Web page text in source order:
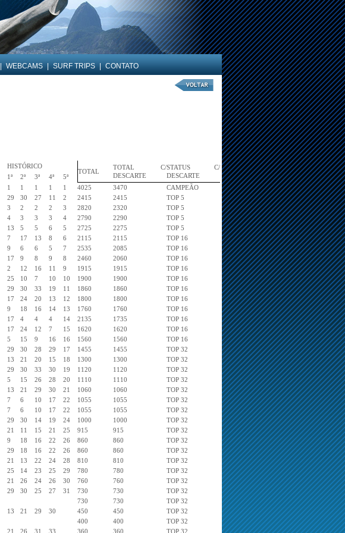
WEBCAMS SURF TRIPS CONTATO
HISTÓRICO
TOTAL
TOTAL C/
DESCARTE
STATUS C/
DESCARTE
1ª 2ª 3ª 4ª
5ª
1 1 1 1 1 4025 3470
CAMPEÃO
29 30 27 11 2 2415 2415
TOP 5
3 2 2 2 3 2820 2320
TOP 5
4 3 3 3 4 2790 2290
TOP 5
13 5 5 6 5 2725 2275
TOP 5
7 17 13 8 6 2115 2115
TOP 16
9 6 6 5 7 2535 2085
TOP 16
17 9 8 9 8 2460 2060
TOP 16
2 12 16 11 9 1915 1915
TOP 16
25 10 7 10 10 1900 1900
TOP 16
29 30 33 19 11 1860 1860
TOP 16
17 24 20 13 12 1800 1800
TOP 16
9 18 16 14 13 1760 1760
TOP 16
17 4 4 4 14 2135 1735
TOP 16
17 24 12 7 15 1620 1620
TOP 16
5 15 9 16 16 1560 1560
TOP 16
29 30 28 29 17 1455 1455
TOP 32
13 21 20 15 18 1300 1300
TOP 32
29 30 33 30 19 1120 1120
TOP 32
5 15 26 28 20 1110 1110
TOP 32
13 21 29 30 21 1060 1060
TOP 32
7 6 10 17 22 1055 1055
TOP 32
7 6 10 17 22 1055 1055
TOP 32
29 30 14 19 24 1000 1000
TOP 32
21 11 15 21 25 915 915
TOP 32
9 18 16 22 26 860 860
TOP 32
29 18 16 22 26 860 860
TOP 32
21 13 22 24 28 810 810
TOP 32
25 14 23 25 29 780 780
TOP 32
21 26 24 26 30 760 760
TOP 32
29 30 25 27 31 730 730
TOP 32
730 730
TOP 32
13 21 29 30 450 450
TOP 32
400 400
TOP 32
21 26 31 33 360 360 TOP 32